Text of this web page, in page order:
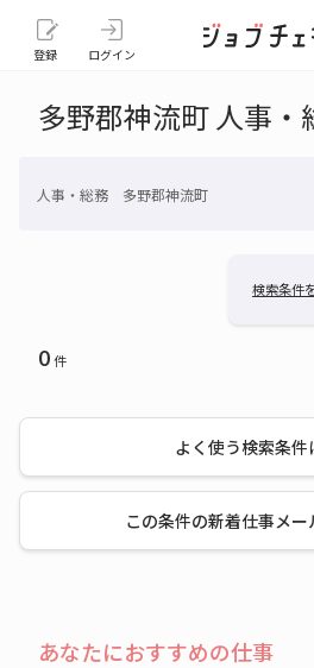
登録 ログイン
多野郡神流町 人事・
人事・総務 多野郡神流町
検索条件
0件
よく使う検索条件
この条件の新着仕事メー
あなたにおすすめの仕事